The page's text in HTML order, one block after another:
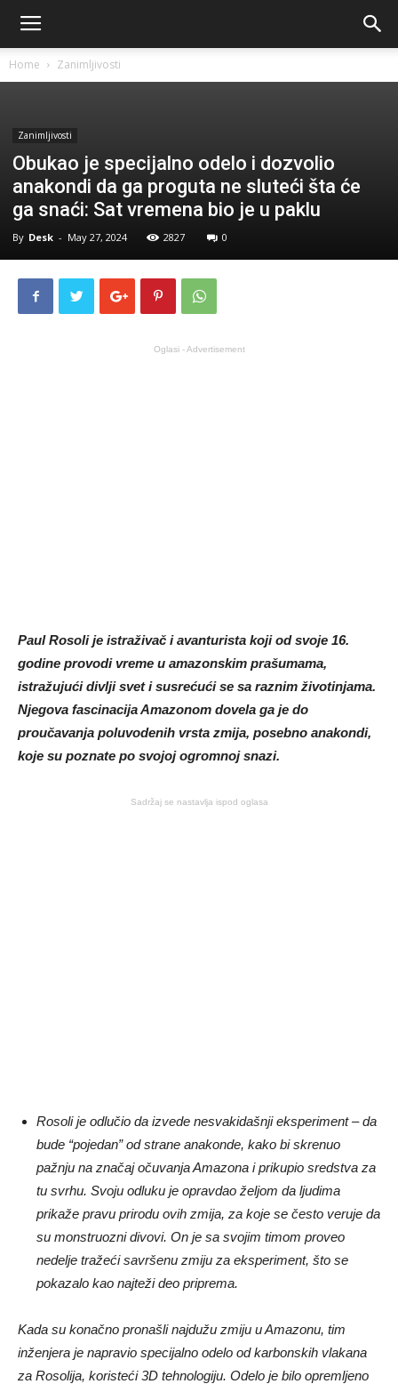
Home Zanimljivosti
Zanimljivosti
Obukao je specijalno odelo i dozvolio
anakondi da ga proguta ne sluteći šta će
ga snaći: Sat vremena bio je u paklu
By Desk - May 27, 2024 2827 0
Oglasi - Advertisement
Paul Rosoli je istraživač i avanturista koji od svoje 16.
godine provodi vreme u amazonskim prašumama,
istražujući divlji svet i susrećući se sa raznim životinjama.
Njegova fascinacija Amazonom dovela ga je do
proučavanja poluvodenih vrsta zmija, posebno anakondi,
koje su poznate po svojoj ogromnoj snazi.
Sadržaj se nastavlja ispod oglasa
Rosoli je odlučio da izvede nesvakidašnji eksperiment – da
bude “pojedan” od strane anakonde, kako bi skrenuo
pažnju na značaj očuvanja Amazona i prikupio sredstva za
tu svrhu. Svoju odluku je opravdao željom da ljudima
prikaže pravu prirodu ovih zmija, za koje se često veruje da
su monstruozni divovi. On je sa svojim timom proveo
nedelje tražeći savršenu zmiju za eksperiment, što se
pokazalo kao najteži deo priprema.
Kada su konačno pronašli najdužu zmiju u Amazonu, tim
inženjera je napravio specijalno odelo od karbonskih vlakana
za Rosolija, koristeći 3D tehnologiju. Odelo je bilo opremljeno